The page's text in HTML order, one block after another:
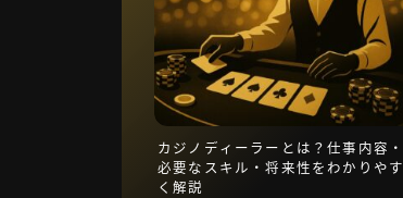
カジノディーラーとは？仕事内容・
必要なスキル・将来性をわかりやす
く解説